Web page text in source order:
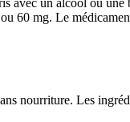
avec un alcool ou
60 mg. Le
nourriture. Les